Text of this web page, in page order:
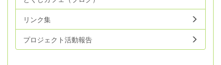
リンク集
プロジェクト活動報告